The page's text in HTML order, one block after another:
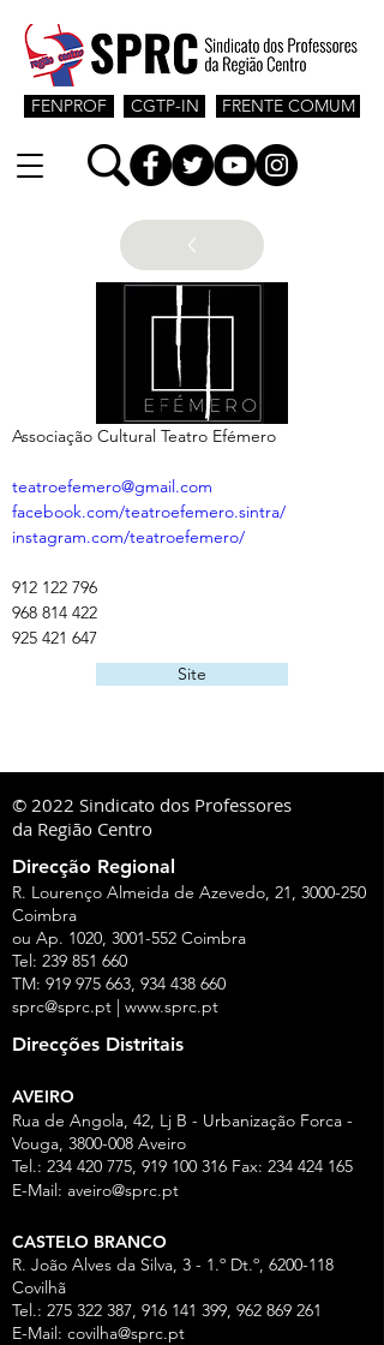
CGTP-IN
FENPROF FRENTE COMUM
Associação Cultural Teatro Efémero
teatroefemero@gmail.com
facebook.com/teatroefemero.sintra/
instagram.com/teatroefemero/
912 122 796
968 814 422
925 421 647
Site
© 2022 Sindicato dos Professores
da Região Centro
Direcção Regional
R. Lourenço Almeida de Azevedo, 21, 3000-250
Coimbra
ou Ap. 1020, 3001-552 Coimbra
Tel: 239 851 660
TM: 919 975 663, 934 438 660
sprc@sprc.pt | www.sprc.pt
Direcções Distritais
AVEIRO
Rua de Angola, 42, Lj B - Urbanização Forca -
Vouga, 3800-008 Aveiro
Tel.: 234 420 775, 919 100 316 Fax: 234 424 165
E-Mail: aveiro@sprc.pt
CASTELO BRANCO
R. João Alves da Silva, 3 - 1.º Dt.º, 6200-118
Covilhã
Tel.: 275 322 387, 916 141 399, 962 869 261
E-Mail: covilha@sprc.pt